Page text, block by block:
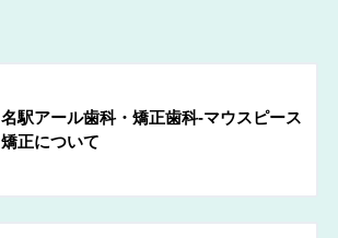
名駅アール歯科・矯正歯科-マウスピース
矯正について